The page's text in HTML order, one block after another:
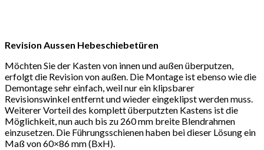
Revision Aussen Hebeschiebetüren
Möchten Sie der Kasten von innen und außen überputzen,
erfolgt die Revision von außen. Die Montage ist ebenso wie die
Demontage sehr einfach, weil nur ein klipsbarer
Revisionswinkel entfernt und wieder eingeklipst werden muss.
Weiterer Vorteil des komplett überputzten Kastens ist die
Möglichkeit, nun auch bis zu 260 mm breite Blendrahmen
einzusetzen. Die Führungsschienen haben bei dieser Lösung ein
Maß von 60×86 mm (BxH).